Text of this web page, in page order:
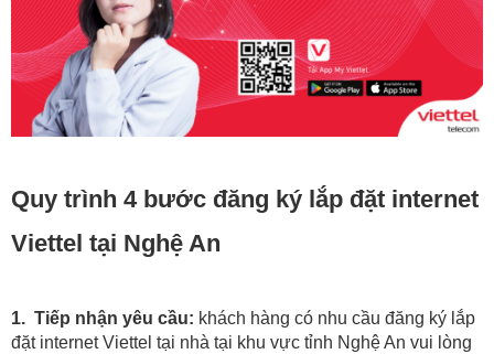
Quy trình 4 bước đăng ký lắp đặt internet
Viettel tại Nghệ An
1. Tiếp nhận yêu cầu: khách hàng có nhu cầu đăng ký lắp
đặt internet Viettel tại nhà tại khu vực tỉnh Nghệ An vui lòng